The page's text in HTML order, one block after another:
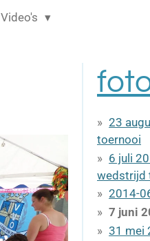
Video's
23
toernooi
6 juli
wedstrijd
2014-
7 juni
31 mei